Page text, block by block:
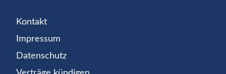
Kontakt
Impressum
Datenschutz